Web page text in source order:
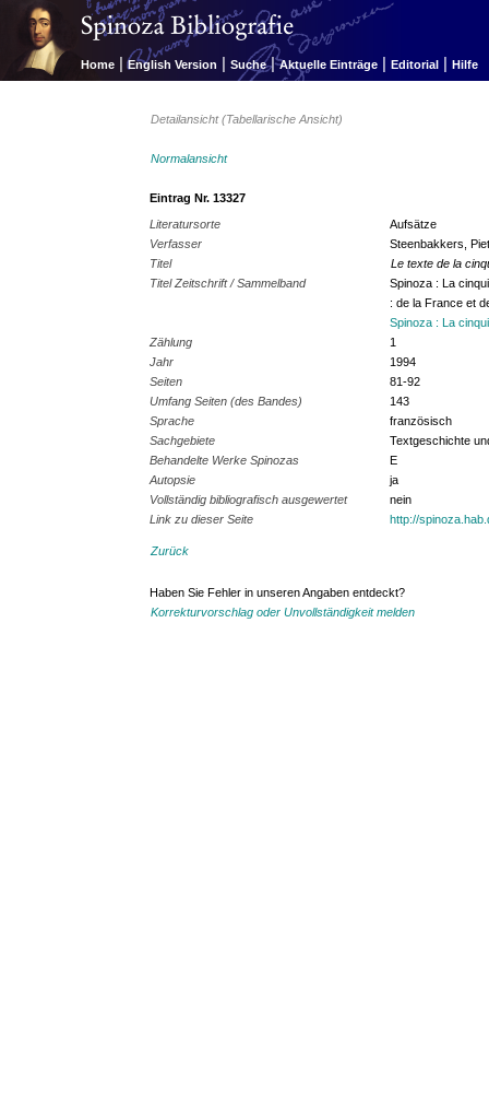
Home | English Version | Suche | Aktuelle Einträge | Editorial | Hilfe
Detailansicht (Tabellarische Ansicht)
Normalansicht
Eintrag Nr. 13327
Literatursorte
Aufsätze
Verfasser
Steenbakkers,
Titel
Le texte de la
Titel Zeitschrift / Sammelband
Spinoza : La
: de la France et
Spinoza : La
Zählung
1
Jahr
1994
Seiten
81-92
Umfang Seiten (des Bandes)
143
Sprache
französisch
Sachgebiete
Textgeschichte
Behandelte Werke Spinozas
E
Autopsie
ja
Vollständig bibliografisch ausgewertet
nein
Link zu dieser Seite
http://
Zurück
Haben Sie Fehler in unseren Angaben entdeckt?
Korrekturvorschlag oder Unvollständigkeit melden